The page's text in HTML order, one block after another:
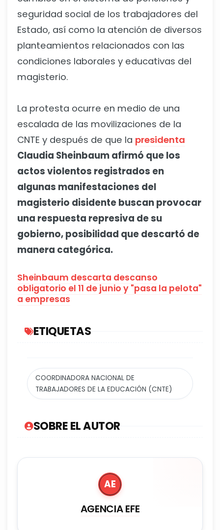
seguridad social de los trabajadores del
Estado, así como la atención de diversos
planteamientos relacionados con las
condiciones laborales y educativas del
magisterio.
La protesta ocurre en medio de una
escalada de las movilizaciones de la
CNTE y después de que la presidenta
Claudia Sheinbaum afirmó que los
actos violentos registrados en
algunas manifestaciones del
magisterio disidente buscan provocar
una respuesta represiva de su
gobierno, posibilidad que descartó de
manera categórica.
Sheinbaum descarta descanso
obligatorio el 11 de junio y "pasa la pelota"
a empresas
ETIQUETAS
COORDINADORA NACIONAL DE
TRABAJADORES DE LA EDUCACIÓN (CNTE)
SOBRE EL AUTOR
AE
AGENCIA EFE